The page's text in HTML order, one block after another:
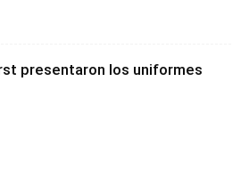
presentaron los uniformes